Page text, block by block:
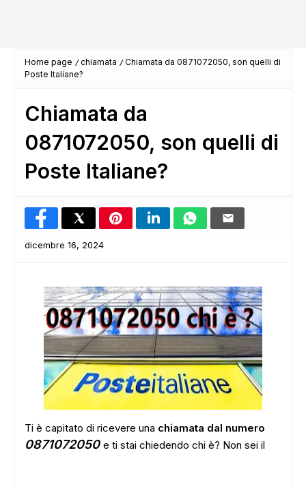
Home page chiamata
Chiamata da 0871072050, son quelli di
Poste Italiane?
Chiamata da
0871072050, son quelli di
Poste Italiane?
dicembre 16, 2024
Ti è capitato di ricevere una chiamata dal numero
0871072050 e ti stai chiedendo chi è? Non sei il